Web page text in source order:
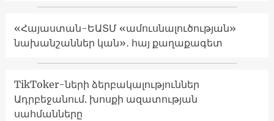
«Հայաստան-ԵԱՏՄ «ամուսնալուծության»
նախանշաններ կան»․ հայ քաղաքագետ
TikToker-ների ձերբակալություններ
Ադրբեջանում. խոսքի ազատության
սահմանները